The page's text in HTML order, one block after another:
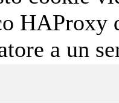
HAProxy
a un